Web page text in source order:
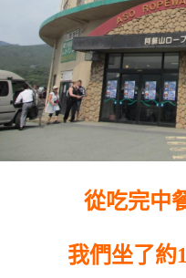
從吃完中
我們坐了約